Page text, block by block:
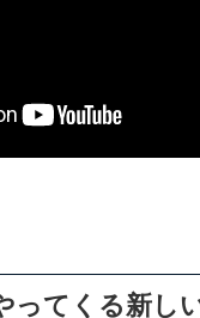
ってくる新し